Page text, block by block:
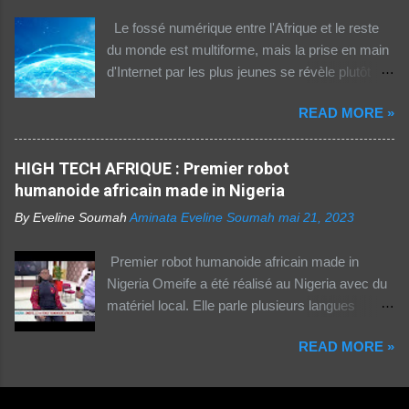
Le fossé numérique entre l'Afrique et le reste
du monde est multiforme, mais la prise en main
d'Internet par les plus jeunes se révèle plutôt
http://boutic.evemoney.1tpe.fr Un tiers (33%) de
la population dans la région Afrique (hors Etats
arabes du continent) utilise Internet, selon le
rapport 2021 de l'Union internationale des
télécommunications (UIT) sur la connectivité
numérique dans le monde. Si entre 2019 et
dans cette partie du monde, cette dernière est
celle où l'accès au web reste difficile –
notamment pour les femmes et les personnes
coûteux. Cinq faits pour appréhender le fossé
READ MORE »
HIGH TECH AFRIQUE : Premier robot
humanoide africain made in Nigeria
By Eveline Soumah Aminata Eveline Soumah mai 21, 2023
Premier robot humanoide africain made in
Nigeria Omeife a été réalisé au Nigeria avec du
matériel local. Elle parle plusieurs langues
READ MORE »